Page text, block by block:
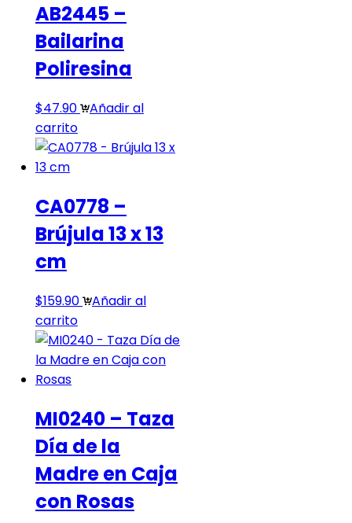
AB2445 –
Bailarina
Poliresina
$47.90
Añadir al
carrito
CA0778 –
Brújula 13 x 13
cm
$159.90
Añadir al
carrito
MI0240 – Taza
Día de la
Madre en Caja
con Rosas